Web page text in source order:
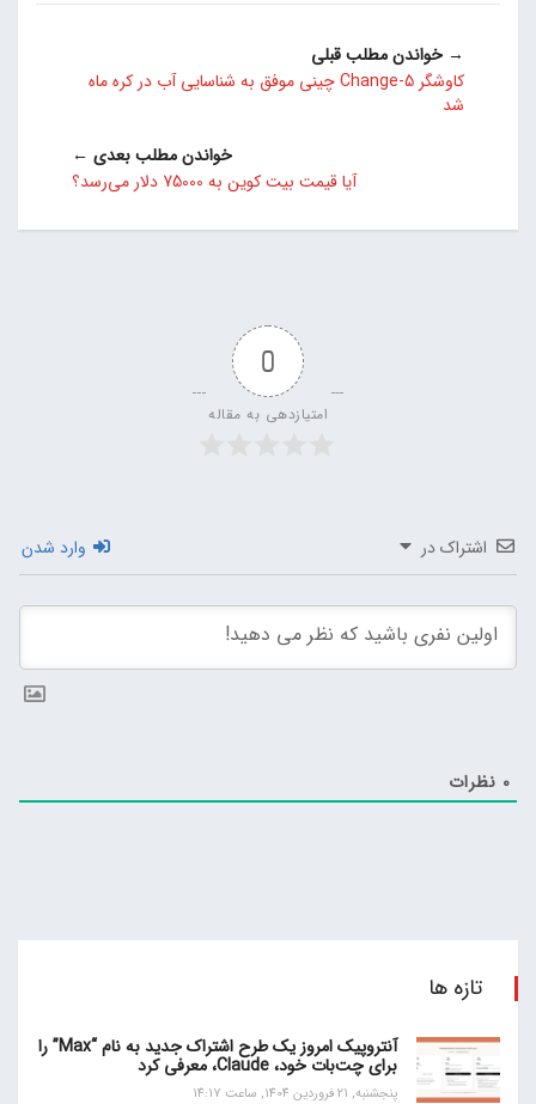
→ خواندن مطلب قبلی
کاوشگر Change-5 چینی موفق به شناسایی آب در کره ماه
شد
خواندن مطلب بعدی ←
آیا قیمت بیت کوین به 75000 دلار می‌رسد؟
0
امتیازدهی به مقاله
اشتراک در وارد شدن
0 نظرات
تازه ها
آنتروپیک امروز یک طرح اشتراک جدید به نام “Max” را
برای چت‌بات خود، Claude، معرفی کرد
پنجشنبه, 21 فروردین 1404, ساعت 14:17